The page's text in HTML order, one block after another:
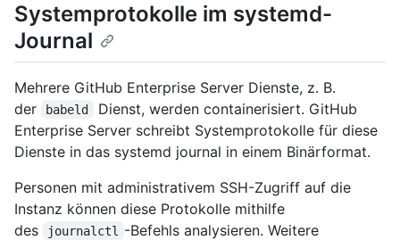
Systemprotokolle im systemd-
Journal
Mehrere GitHub Enterprise Server Dienste, z. B.
der
babeld
Dienst, werden containerisiert. GitHub
Enterprise Server schreibt Systemprotokolle für diese
Dienste in das systemd journal in einem Binärformat.
Personen mit administrativem SSH-Zugriff auf die
Instanz können diese Protokolle mithilfe
des
journalctl
-Befehls analysieren. Weitere